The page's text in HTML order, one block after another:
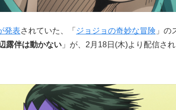
発表されていた、「 ジョジョの奇妙な冒険 」の
露伴は動かない 」が、2月18日(木)より配信さ